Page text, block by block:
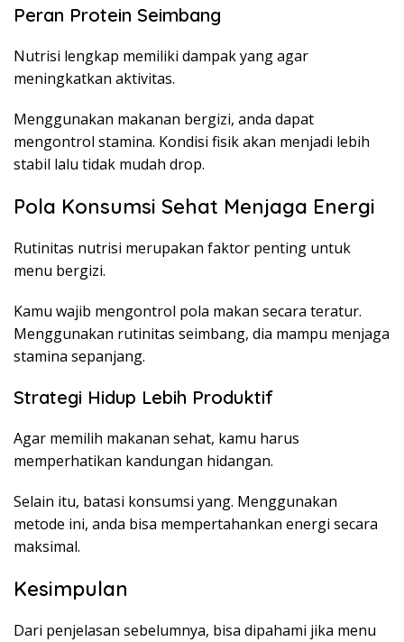
Peran Protein Seimbang
Nutrisi lengkap memiliki dampak yang agar
meningkatkan aktivitas.
Menggunakan makanan bergizi, anda dapat
mengontrol stamina. Kondisi fisik akan menjadi lebih
stabil lalu tidak mudah drop.
Pola Konsumsi Sehat Menjaga Energi
Rutinitas nutrisi merupakan faktor penting untuk
menu bergizi.
Kamu wajib mengontrol pola makan secara teratur.
Menggunakan rutinitas seimbang, dia mampu menjaga
stamina sepanjang.
Strategi Hidup Lebih Produktif
Agar memilih makanan sehat, kamu harus
memperhatikan kandungan hidangan.
Selain itu, batasi konsumsi yang. Menggunakan
metode ini, anda bisa mempertahankan energi secara
maksimal.
Kesimpulan
Dari penjelasan sebelumnya, bisa dipahami jika menu